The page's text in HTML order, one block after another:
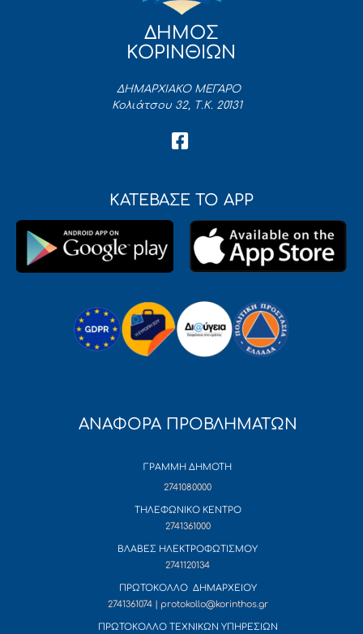
ΔΗΜΟΣ
ΚΟΡΙΝΘΙΩΝ
ΔΗΜΑΡΧΙΑΚΟ ΜΕΓΑΡΟ
Κολιάτσου 32, Τ.Κ. 20131
ΚΑΤΕΒΑΣΕ ΤΟ APP
ΑΝΑΦΟΡΑ ΠΡΟΒΛΗΜΑΤΩΝ
ΓΡΑΜΜΗ ΔΗΜΟΤΗ
2741080000
ΤΗΛΕΦΩΝΙΚΟ ΚΕΝΤΡΟ
2741361000
ΒΛΑΒΕΣ ΗΛΕΚΤΡΟΦΩΤΙΣΜΟΥ
2741120134
ΠΡΩΤΟΚΟΛΛΟ ΔΗΜΑΡΧΕΙΟΥ
2741361074 | protokollo@korinthos.gr
ΠΡΩΤΟΚΟΛΛΟ ΤΕΧΝΙΚΩΝ ΥΠΗΡΕΣΙΩΝ